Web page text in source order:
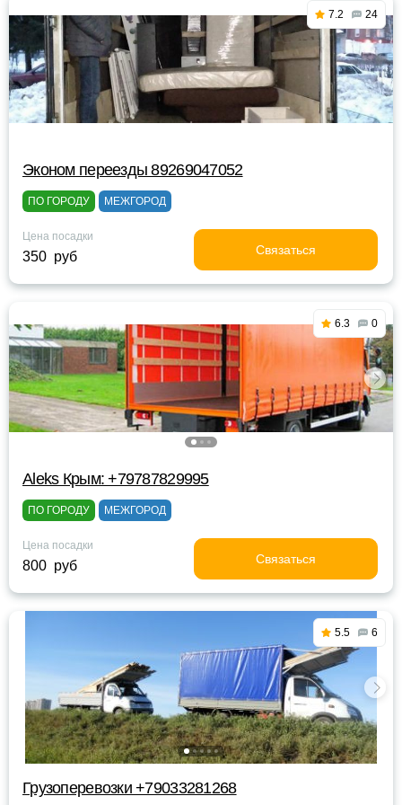
7.2 24
Эконом переезды 89269047052
ПО ГОРОДУ МЕЖГОРОД
Цена посадки
350 руб Связаться
6.3 0
Aleks Крым: +79787829995
ПО ГОРОДУ МЕЖГОРОД
Цена посадки
800 руб Связаться
5.5 6
Грузоперевозки +79033281268